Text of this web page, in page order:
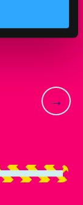
6 april om
→